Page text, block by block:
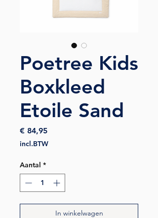
Poetree Kids
Boxkleed
Etoile Sand
€ 84,95Prijs
incl.BTW
Aantal *
In winkelwagen